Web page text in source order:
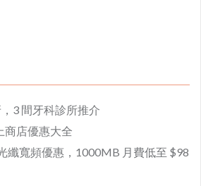
3 間牙科診所推介
商店優惠大全
纖寬頻優惠，1000MB 月費低至 $98